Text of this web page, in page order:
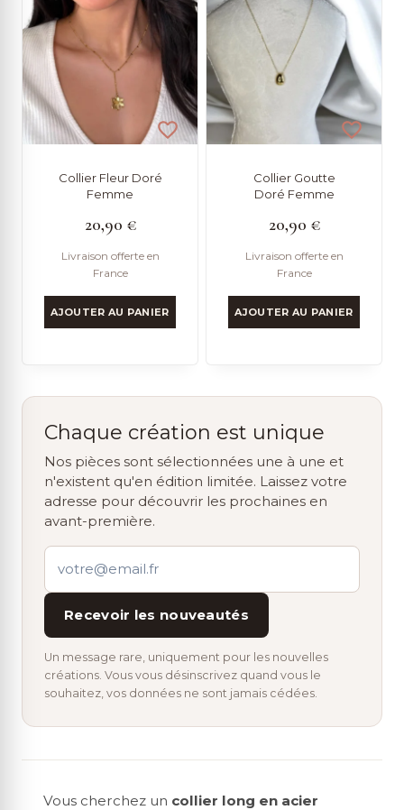
Collier Fleur Doré
Femme
20,90 €
Livraison offerte en
France
AJOUTER AU PANIER
Collier Goutte
Doré Femme
20,90 €
Livraison offerte en
France
AJOUTER AU PANIER
Chaque création est unique
Nos pièces sont sélectionnées une à une et
n'existent qu'en édition limitée. Laissez votre
adresse pour découvrir les prochaines en
avant-première.
Recevoir les nouveautés
Un message rare, uniquement pour les nouvelles
créations. Vous vous désinscrivez quand vous le
souhaitez, vos données ne sont jamais cédées.
Vous cherchez un collier long en acier